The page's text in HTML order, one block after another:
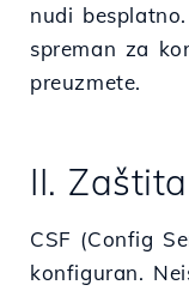
nudi
spreman za
preuzmete.
II.
CSF (Config
konfiguran.